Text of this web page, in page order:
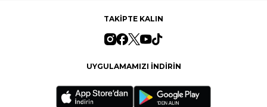
TAKİPTE KALIN
UYGULAMAMIZI İNDİRİN